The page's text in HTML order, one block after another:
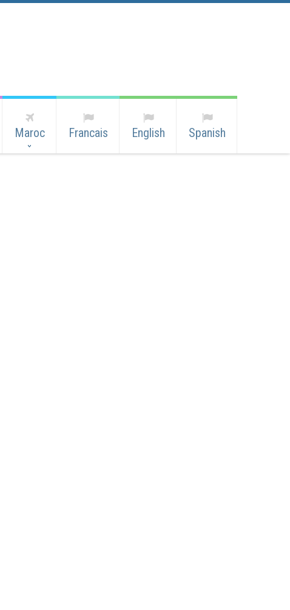
Maroc Francais English Spanish